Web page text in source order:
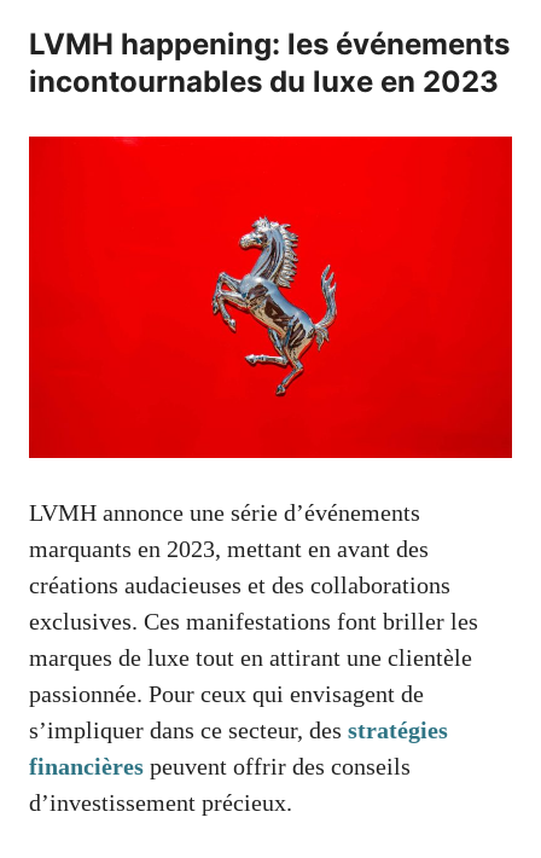
LVMH happening: les événements
incontournables du luxe en 2023
LVMH annonce une série d’événements
marquants en 2023, mettant en avant des
créations audacieuses et des collaborations
exclusives. Ces manifestations font briller les
marques de luxe tout en attirant une clientèle
passionnée. Pour ceux qui envisagent de
s’impliquer dans ce secteur, des stratégies
financières peuvent offrir des conseils
d’investissement précieux.